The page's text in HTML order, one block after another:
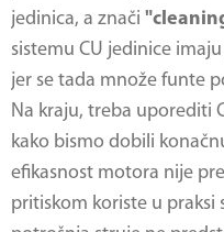
jedinica, a znači
sistemu CU jedinice
jer se tada množe funte
Na kraju, treba uporediti
kako bismo dobili
efikasnost motora nije
pritiskom koriste u praksi